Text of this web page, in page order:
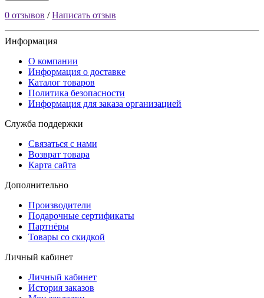
0 отзывов /Написать отзыв
Информация
О компании
Информация о доставке
Каталог товаров
Политика безопасности
Информация для заказа организацией
Служба поддержки
Связаться с нами
Возврат товара
Карта сайта
Дополнительно
Производители
Подарочные сертификаты
Партнёры
Товары со скидкой
Личный кабинет
Личный кабинет
История заказов